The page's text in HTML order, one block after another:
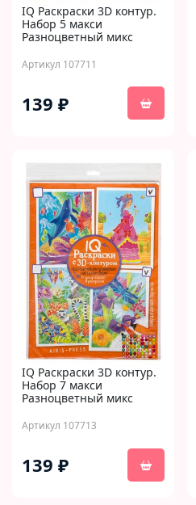
IQ Раскраски 3D контур.
Набор 5 макси
Разноцветный микс
Артикул 107711
139 ₽
IQ Раскраски 3D контур.
Набор 7 макси
Разноцветный микс
Артикул 107713
139 ₽